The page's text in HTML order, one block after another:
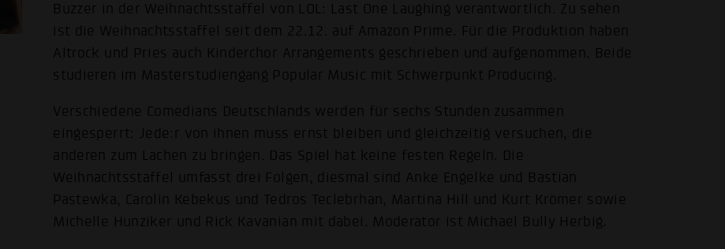
Buzzer in der Weihnachtsstaffel von LOL: Last One Laughing verantwortlich. Zu sehen
ist die Weihnachtsstaffel seit dem 22.12. auf Amazon Prime. Für die Produktion haben
Altrock und Pries auch Kinderchor Arrangements geschrieben und aufgenommen. Beide
studieren im Masterstudiengang Popular Music mit Schwerpunkt Producing.
Verschiedene Comedians Deutschlands werden für sechs Stunden zusammen
eingesperrt: Jede:r von ihnen muss ernst bleiben und gleichzeitig versuchen, die
anderen zum Lachen zu bringen. Das Spiel hat keine festen Regeln. Die
Weihnachtsstaffel umfasst drei Folgen, diesmal sind Anke Engelke und Bastian
Pastewka, Carolin Kebekus und Tedros Teclebrhan, Martina Hill und Kurt Krömer sowie
Michelle Hunziker und Rick Kavanian mit dabei. Moderator ist Michael Bully Herbig.